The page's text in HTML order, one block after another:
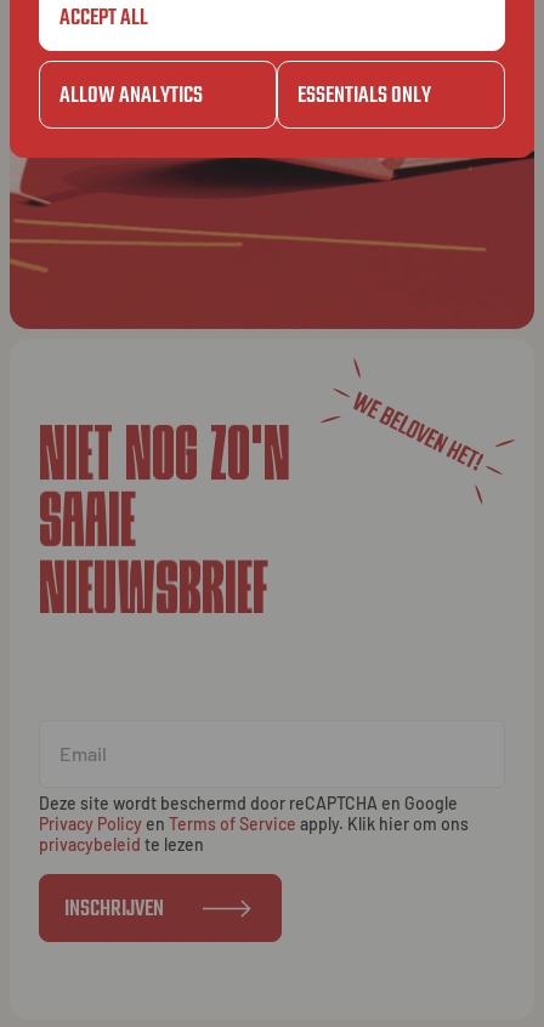
NIET NOG ZO'N
SAAIE
NIEUWSBRIEF
Deze site wordt beschermd door reCAPTCHA en Google
Privacy Policy en Terms of Service apply. Klik hier om ons
privacybeleid te lezen
INSCHRIJVEN
ACCEPT ALL
ALLOW ANALYTICS ESSENTIALS ONLY